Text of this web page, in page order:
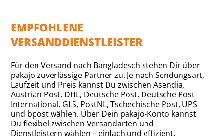
EMPFOHLENE
VERSANDDIENSTLEISTER
Für den Versand nach Bangladesch stehen Dir über
pakajo zuverlässige Partner zu. Je nach Sendungsart,
Laufzeit und Preis kannst Du zwischen Asendia,
Austrian Post, DHL, Deutsche Post, Deutsche Post
International, GLS, PostNL, Tschechische Post, UPS
und bpost wählen. Über Dein pakajo-Konto kannst
Du flexibel zwischen Versandarten und
Dienstleistern wählen – einfach und effizient.